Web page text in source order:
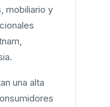
mobiliario y
una alta